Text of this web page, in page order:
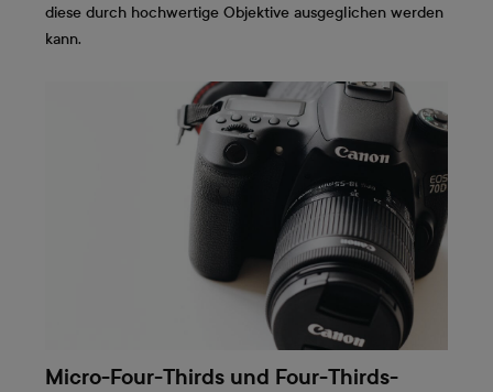
diese durch hochwertige Objektive ausgeglichen werden
kann.
Micro-Four-Thirds und Four-Thirds-